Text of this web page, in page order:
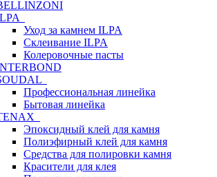
Уход за камнем ILPA
Склеивание ILPA
Колеровочные пасты
Профессиональная линейка
Бытовая линейка
Эпоксидный клей для камня
Полиэфирный клей для камня
Средства для полировки камня
Красители для клея